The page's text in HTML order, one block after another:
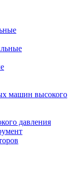
машин высокого
давления